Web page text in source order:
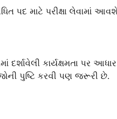
પદ માટે પરીક્ષા લેવામાં
કાર્યક્ષમતા પર
પુષ્ટિ કરવી પણ જરૂરી છે.